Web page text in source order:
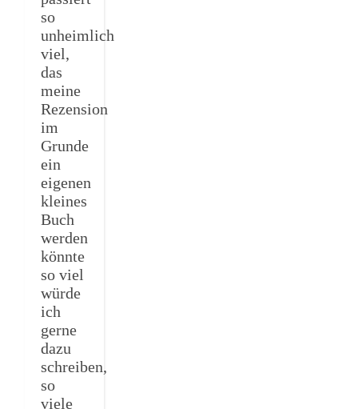
so
unheimlich
viel,
das
meine
Rezension
im
Grunde
ein
eigenen
kleines
Buch
werden
könnte
so viel
würde
ich
gerne
dazu
schreiben,
so
viele